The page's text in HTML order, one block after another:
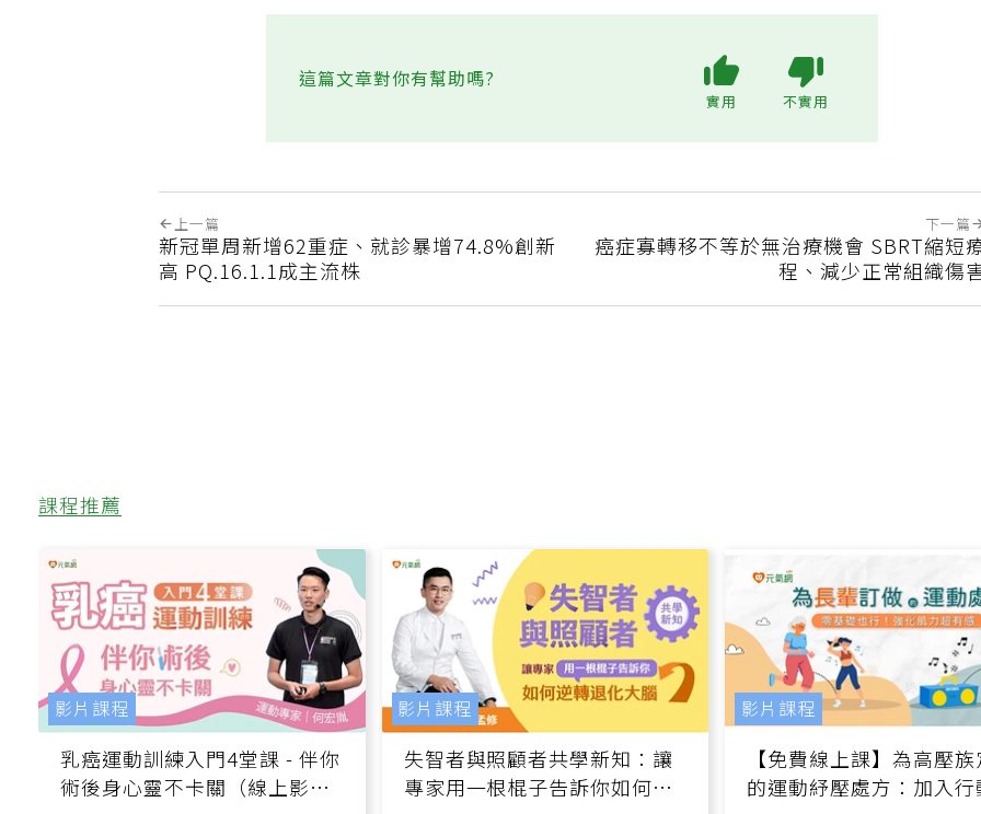
這篇文章對你有幫助嗎?
上一篇
新冠單周新增62重症、就診暴增74.8%創新
高 PQ.16.1.1成主流株
下一篇
癌症寡轉移不等於無治療機會 SBRT縮短
程、減少正常組織傷害
課程推薦
乳癌運動訓練入門4堂課 - 伴你
術後身心靈不卡關（線上影音
影片課程
失智者與照顧者共學新知：讓
專家用一根棍子告訴你如何逆
影片課程
【免費線上課】為高壓族
的運動紓壓處方：加入行
影片課程